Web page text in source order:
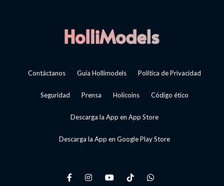
Contáctanos Guía Hollimodels Política de Privacidad
Seguridad Prensa Holicoins Código ético
Descarga la App en App Store
Descarga la App en Google Play Store